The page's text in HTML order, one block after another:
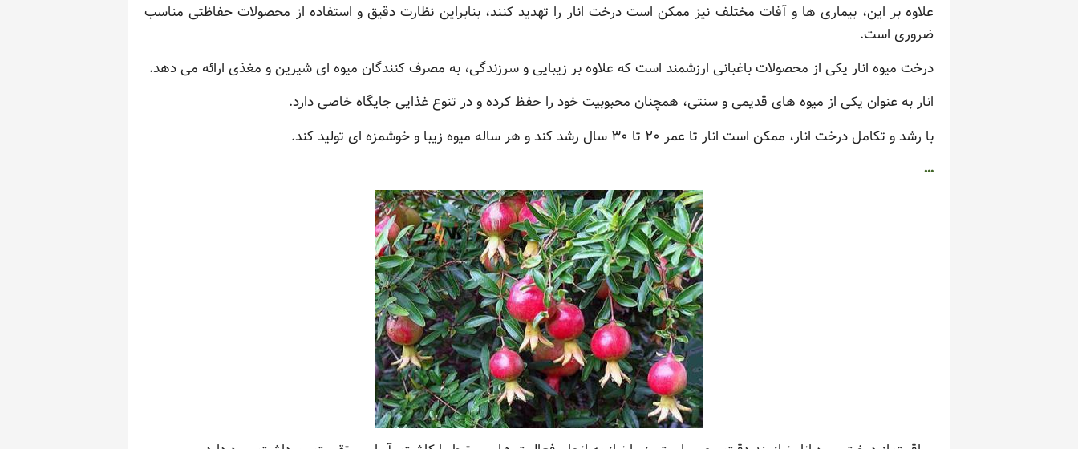
علاوه بر این، بیماری ها و آفات مختلف نیز ممکن است درخت انار را تهدید کنند، بنابراین نظارت دقیق و استفاده از محصولات حفاظتی مناسب
ضروری است.
درخت میوه انار یکی از محصولات باغبانی ارزشمند است که علاوه بر زیبایی و سرزندگی، به مصرف کنندگان میوه ای شیرین و مغذی ارائه می دهد.
انار به عنوان یکی از میوه های قدیمی و سنتی، همچنان محبوبیت خود را حفظ کرده و در تنوع غذایی جایگاه خاصی دارد.
با رشد و تکامل درخت انار، ممکن است انار تا عمر ۲۰ تا ۳۰ سال رشد کند و هر ساله میوه زیبا و خوشمزه ای تولید کند.
…